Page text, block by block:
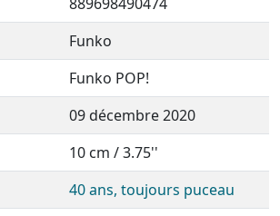
Funko
Funko POP!
09 décembre 2020
10 cm / 3.75''
40 ans, toujours puceau